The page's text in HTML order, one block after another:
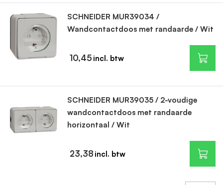
SCHNEIDER MUR39034 /
Wandcontactdoos met randaarde / Wit
10,45
SCHNEIDER MUR39035 / 2-voudige
wandcontactdoos met randaarde
horizontaal / Wit
23,38